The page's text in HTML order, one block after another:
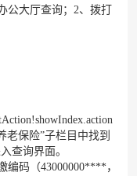
公大厅查询；2、拨打
老保险”子栏目中找到
查询界面。
码（43000000****，